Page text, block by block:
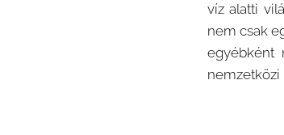
víz alatti
nem csak
egyébként
nemzetközi